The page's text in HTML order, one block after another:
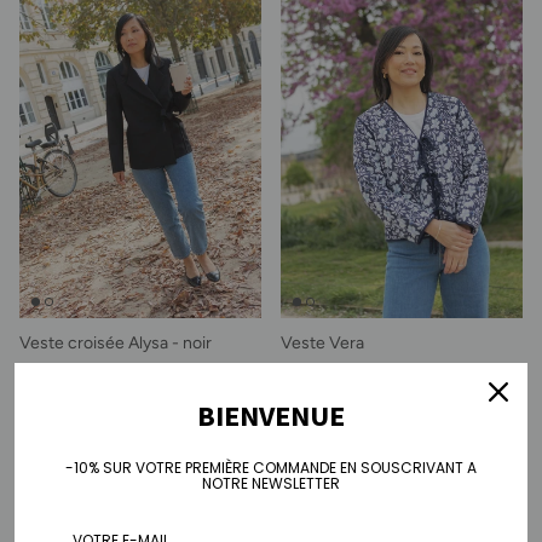
Veste croisée Alysa - noir
Prix soldé
€150,00 Prix habituel
€210,00
Veste Vera
Prix soldé
€80,00 Prix habituel
€135,00
BIENVENUE
-10% SUR VOTRE PREMIÈRE COMMANDE EN SOUSCRIVANT A
NOTRE NEWSLETTER